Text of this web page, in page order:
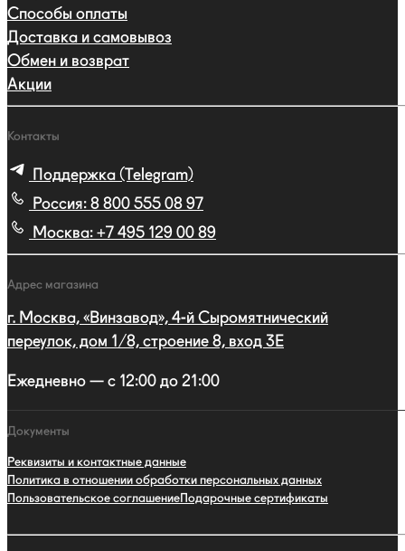
Способы оплаты
Доставка и самовывоз
Обмен и возврат
Акции
Контакты
Поддержка (Telegram)
Россия: 8 800 555 08 97
Москва: +7 495 129 00 89
Адрес магазина
г. Москва, «Винзавод», 4-й Сыромятнический
переулок, дом 1/8, строение 8, вход 3E
Ежедневно — с 12:00 до 21:00
Документы
Реквизиты и контактные данные
Политика в отношении обработки персональных данных
Пользовательское соглашениеПодарочные сертификаты